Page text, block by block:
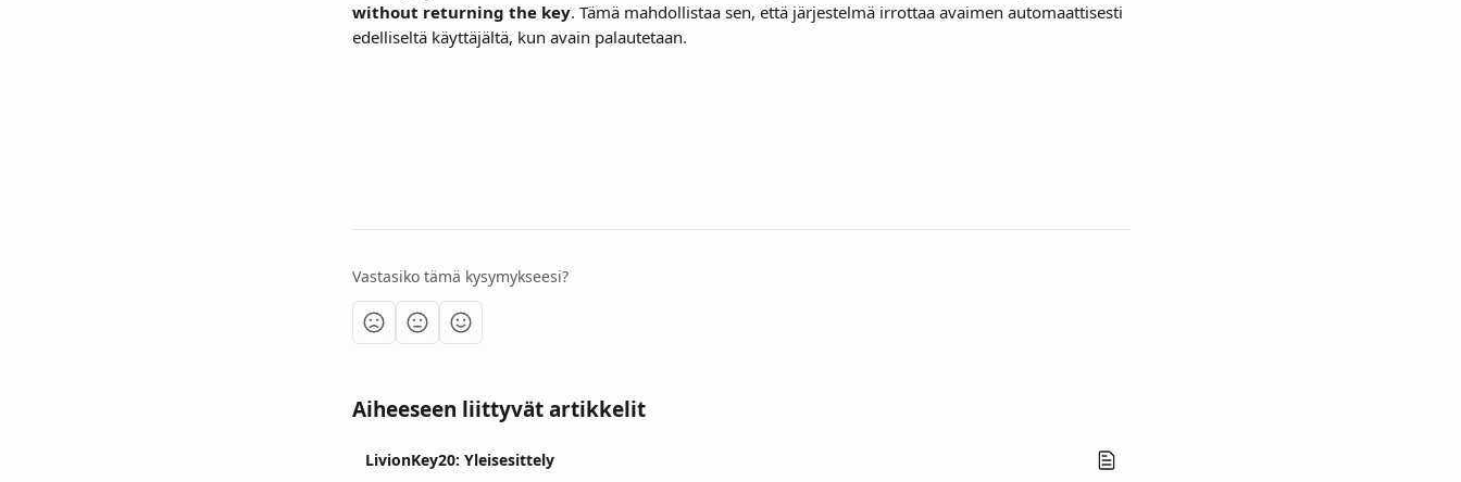
without returning the key. Tämä mahdollistaa sen, että järjestelmä irrottaa avaimen automaattisesti
edelliseltä käyttäjältä, kun avain palautetaan.
Vastasiko tämä kysymykseesi?
Aiheeseen liittyvät artikkelit
LivionKey20: Yleisesittely